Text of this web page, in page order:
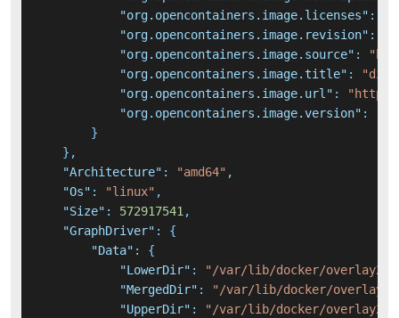
"org.opencontainers.image.licenses" :
"org.opencontainers.image.revision" :
"org.opencontainers.image.source" :
"org.opencontainers.image.title" :
"org.opencontainers.image.url" :
"org.opencontainers.image.version" :
}
} ,
"Architecture" : "amd64" ,
"Os" : "linux" ,
"Size" : 572917541,
"GraphDriver" :
{
"Data" :
{
"LowerDir" :
"/var/lib/docker/overlay2/
"MergedDir" :
"/var/lib/docker/overlay2/
"UpperDir" :
"/var/lib/docker/overlay2/